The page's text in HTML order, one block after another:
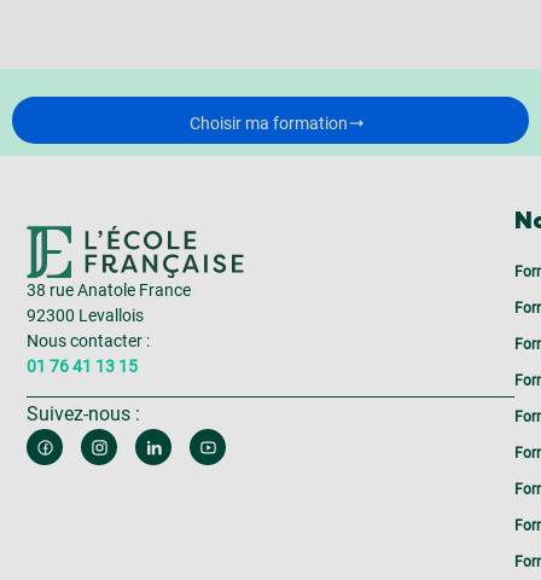
Choisir ma formation
38 rue Anatole France
92300 Levallois
Nous contacter :
01 76 41 13 15
Suivez-nous :